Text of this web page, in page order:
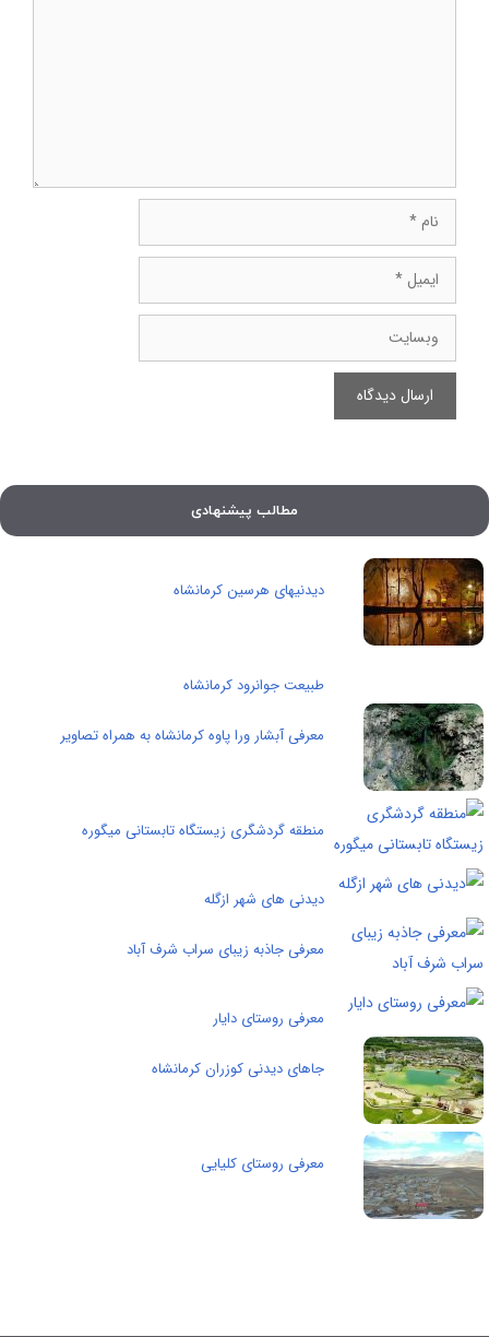
ایمیل
وبسایت
مطالب پیشنهادی
دیدنیهای هرسین کرمانشاه
طبیعت جوانرود کرمانشاه
معرفی آبشار ورا پاوه کرمانشاه به همراه تصاویر
منطقه گردشگری زیستگاه تابستانی میگوره
دیدنی های شهر ازگله
معرفی جاذبه زیبای سراب شرف آباد
معرفی روستای دایار
جاهای دیدنی کوزران کرمانشاه
معرفی روستای کلیایی